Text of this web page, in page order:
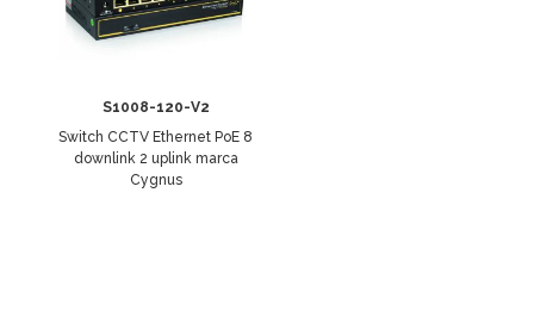
S1008-120-V2
Switch CCTV Ethernet PoE 8
downlink 2 uplink marca
Cygnus